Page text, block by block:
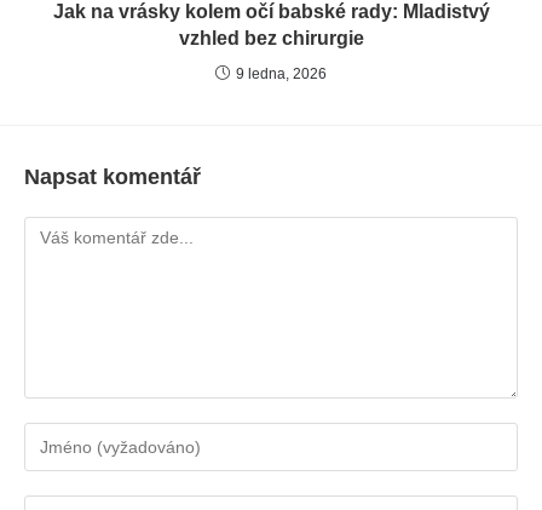
Jak na vrásky kolem očí babské rady: Mladistvý
vzhled bez chirurgie
9 ledna, 2026
Napsat komentář